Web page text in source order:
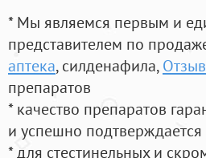
* Мы являемся первым и
представителем по
аптека, силденафила,
препаратов
* качество препаратов
и успешно
* для стестинельных и